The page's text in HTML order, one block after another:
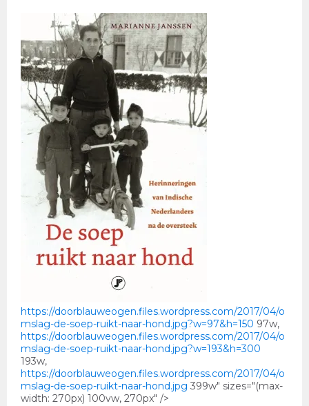
https://doorblauweogen.files.wordpress.com/2017/04/o
mslag-de-soep-ruikt-naar-hond.jpg?w=97&h=150 97w,
https://doorblauweogen.files.wordpress.com/2017/04/o
mslag-de-soep-ruikt-naar-hond.jpg?w=193&h=300
193w,
https://doorblauweogen.files.wordpress.com/2017/04/o
mslag-de-soep-ruikt-naar-hond.jpg 399w" sizes="(max-
width: 270px) 100vw, 270px" />